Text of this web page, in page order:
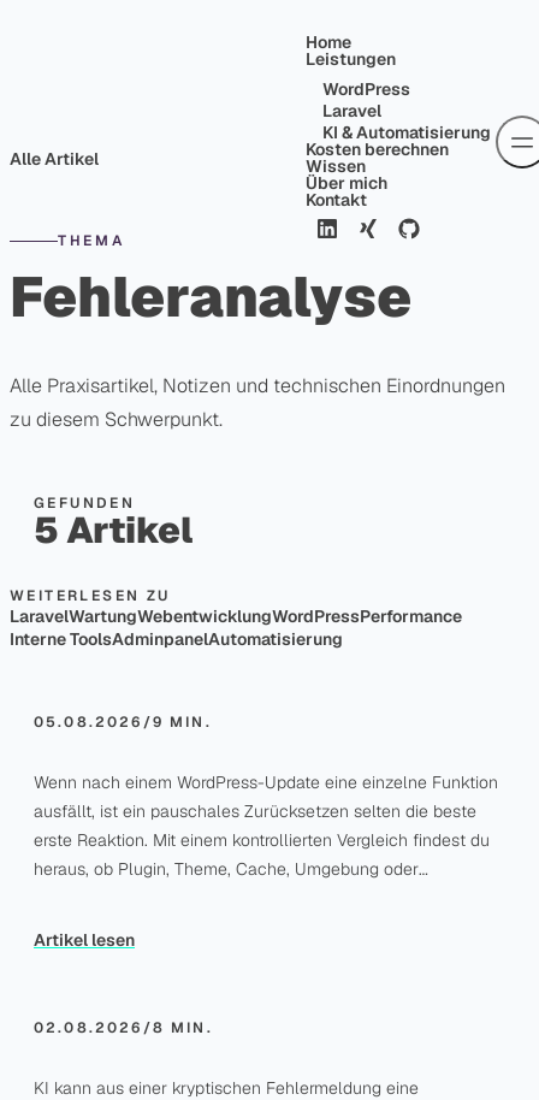
Home
Leistungen
WordPress
Laravel
KI & Automatisierung
Kosten berechnen
Wissen
Über mich
Kontakt
Alle Artikel
THEMA
Fehleranalyse
Alle Praxisartikel, Notizen und technischen Einordnungen
zu diesem Schwerpunkt.
GEFUNDEN
5 Artikel
WEITERLESEN ZU
LaravelWartungWebentwicklungWordPressPerformance
Interne ToolsAdminpanelAutomatisierung
BLOG
nach Update: Ursache
sicher eingrenzen
05.08.2026 /9 MIN.
Wenn nach einem WordPress-Update eine einzelne Funktion
ausfällt, ist ein pauschales Zurücksetzen selten die beste
erste Reaktion. Mit einem kontrollierten Vergleich findest du
heraus, ob Plugin, Theme, Cache, Umgebung oder
Artikel lesen
Fehlermeldung mit KI
analysieren: So
Bugreport
02.08.2026 /8 MIN.
KI kann aus einer kryptischen Fehlermeldung eine